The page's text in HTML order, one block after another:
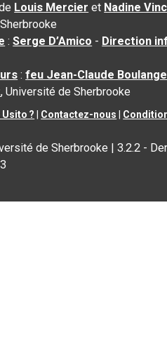
Louis Mercier et Nadine
:Serge D’Amico - Direction
:feu Jean-Claude
, Université de Sherbrooke
? Contactez-nous
de Sherbrooke |3.2.2 -